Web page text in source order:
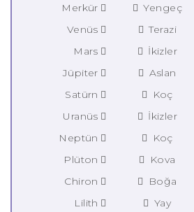
Merkür
Yengeç
Venüs
Terazi
Mars
İkizler
Jüpiter
Aslan
Satürn
Koç
Uranüs
İkizler
Neptün
Koç
Plüton
Kova
Chiron
Boğa
Lilith
Yay